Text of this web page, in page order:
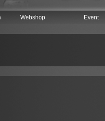
Webshop Event